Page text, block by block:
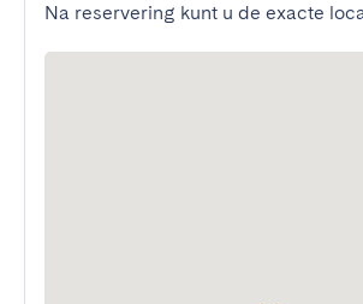
Na reservering kunt u de exacte